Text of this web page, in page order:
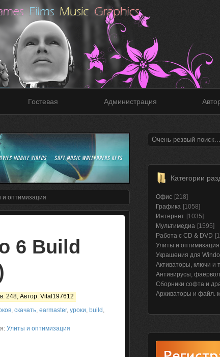
Гостевая Администрация
и оптимизация
6 Build
248, Автор: Vital197612
, скачать, earmaster, уроки, build ,
Улиты и оптимизация
Категории
Офис [218]
Графика [1058]
Интернет [1035]
Мультимедиа [1595]
Работа с CD & DVD
Улиты и оптимизация
Украшения для
Активаторы, ключи и
Антивирусы,
Сборники софта и
Архиваторы и файл.